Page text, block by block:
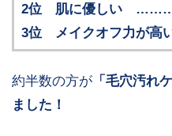
2位 肌に優しい
3位 メイクオフ力が
約半数の方が 「毛穴汚れ
ました！